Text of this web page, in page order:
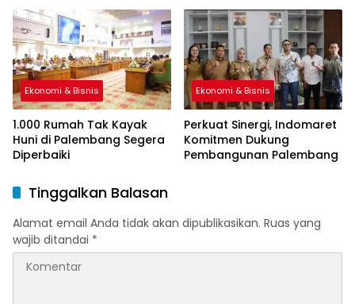
Ekonomi & Bisnis
1.000 Rumah Tak Kayak
Huni di Palembang Segera
Diperbaiki
Ekonomi & Bisnis
Perkuat Sinergi, Indomaret
Komitmen Dukung
Pembangunan Palembang
Tinggalkan Balasan
Alamat email Anda tidak akan dipublikasikan. Ruas yang
wajib ditandai *